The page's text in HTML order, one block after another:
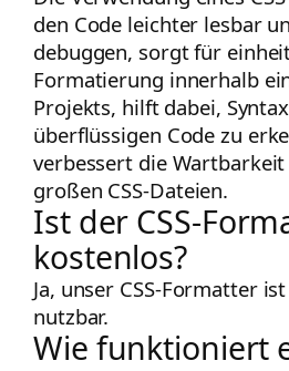
den Code leichter lesbar
debuggen, sorgt für
Formatierung innerhalb
Projekts, hilft dabei,
überflüssigen Code zu
verbessert die Wartbarkeit
großen CSS-Dateien.
Ist der CSS-
kostenlos?
Ja, unser CSS-Formatter
nutzbar.
Wie funktioniert